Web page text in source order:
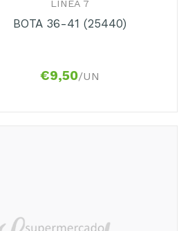
LINEA 7
BOTA 36-41 (25440)
€9,50/UN